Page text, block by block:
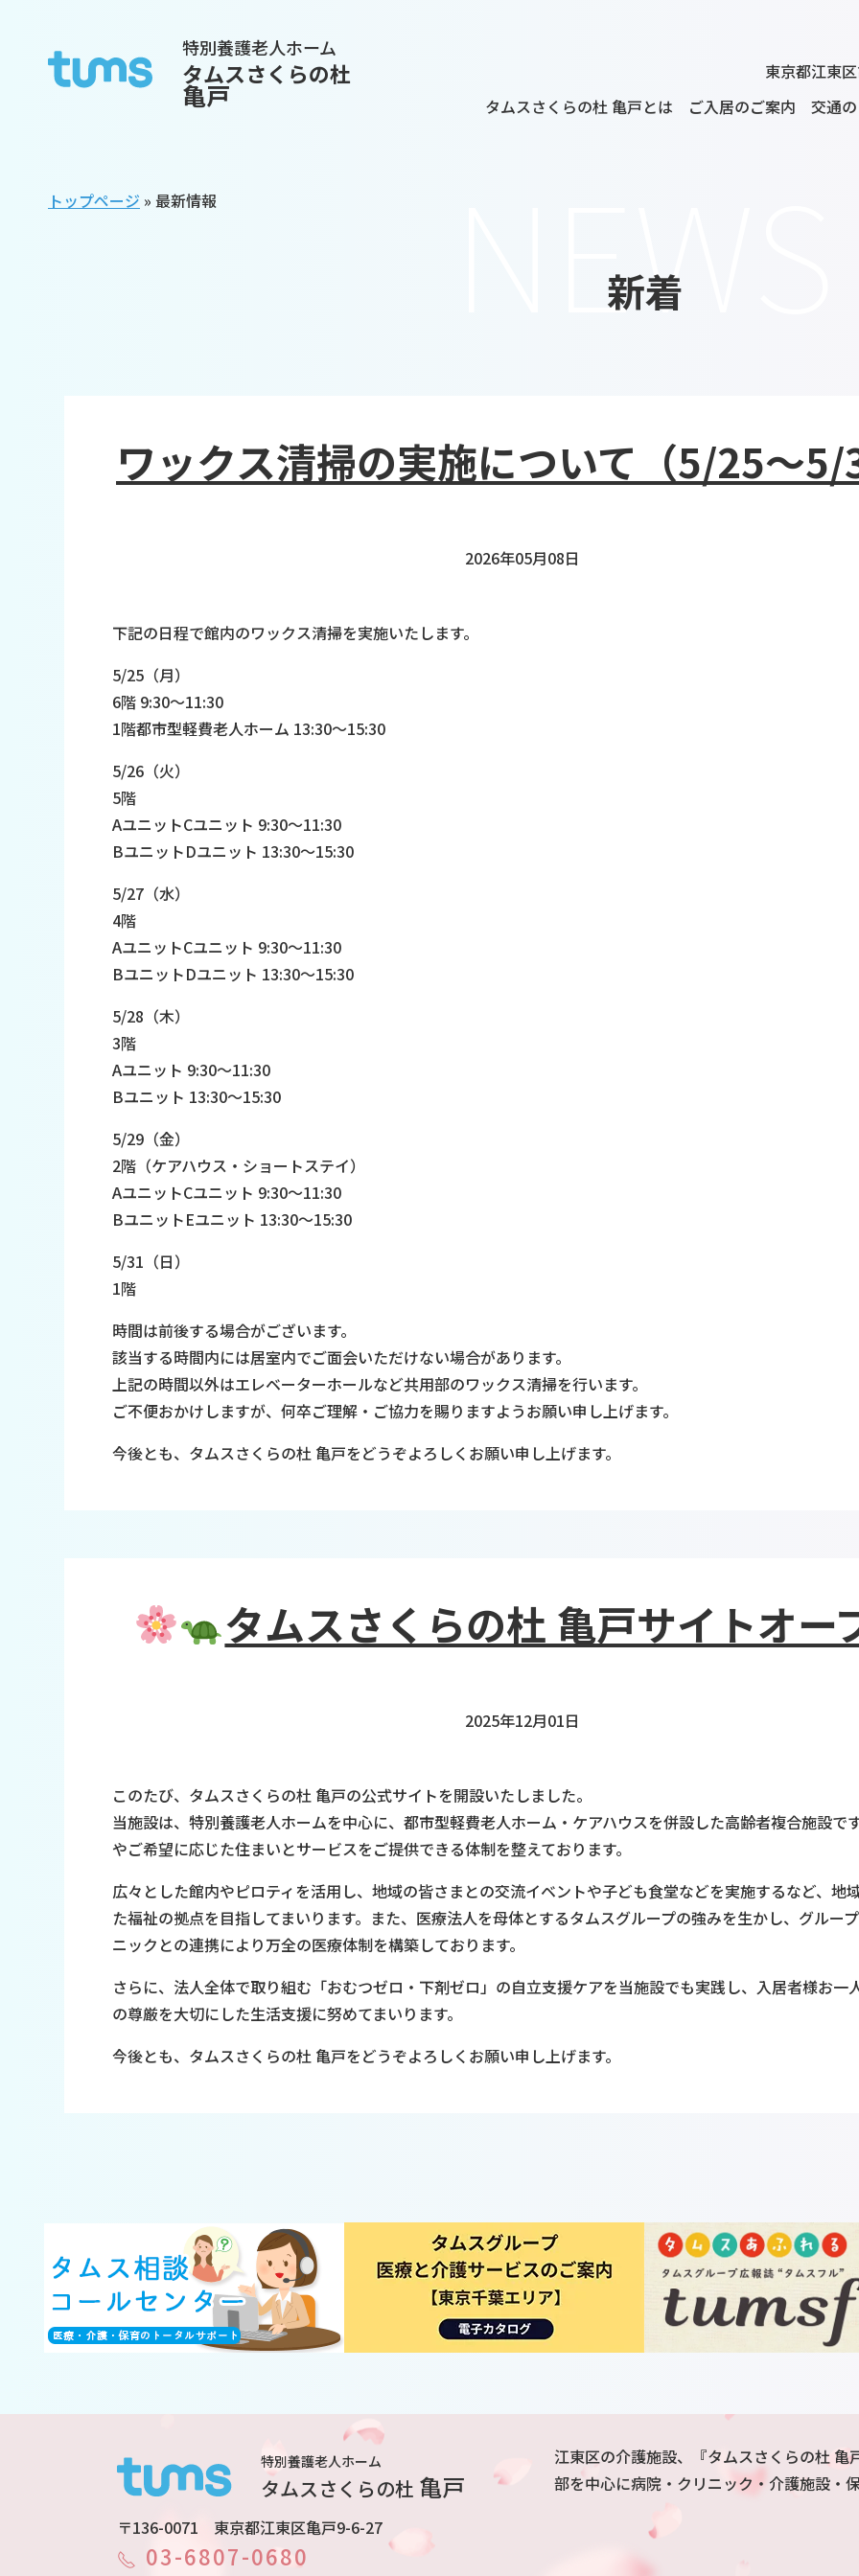
特別養護老人ホーム
タムスさくらの杜
亀戸
東京都江東
タムスさくらの杜 亀戸とは
ご入居のご案内 交通
トップページ » 最新情報 NEWS
新着
ワックス清掃の実施について（5/25～
2026年05月08日
下記の日程で館内のワックス清掃を実施いたします。
5/25（月）
6階 9:30～11:30
1階都市型軽費老人ホーム 13:30～15:30
5/26（火）
5階
AユニットCユニット 9:30～11:30
BユニットDユニット 13:30～15:30
5/27（水）
4階
AユニットCユニット 9:30～11:30
BユニットDユニット 13:30～15:30
5/28（木）
3階
Aユニット 9:30～11:30
Bユニット 13:30～15:30
5/29（金）
2階（ケアハウス・ショートステイ）
AユニットCユニット 9:30～11:30
BユニットEユニット 13:30～15:30
5/31（日）
1階
時間は前後する場合がございます。
該当する時間内には居室内でご面会いただけない場合があります。
上記の時間以外はエレベーターホールなど共用部のワックス清掃を行います。
ご不便おかけしますが、何卒ご理解・ご協力を賜りますようお願い申し上げます。
今後とも、タムスさくらの杜 亀戸をどうぞよろしくお願い申し上げます。
タムスさくらの杜 亀戸サイトオー
2025年12月01日
このたび、タムスさくらの杜 亀戸の公式サイトを開設いたしました。
当施設は、特別養護老人ホームを中心に、都市型軽費老人ホーム・ケアハウスを併設した高齢者複合施設で
やご希望に応じた住まいとサービスをご提供できる体制を整えております。
広々とした館内やピロティを活用し、地域の皆さまとの交流イベントや子ども食堂などを実施するなど、地
た福祉の拠点を目指してまいります。また、医療法人を母体とするタムスグループの強みを生かし、グルー
ニックとの連携により万全の医療体制を構築しております。
さらに、法人全体で取り組む「おむつゼロ・下剤ゼロ」の自立支援ケアを当施設でも実践し、入居者様お一
の尊厳を大切にした生活支援に努めてまいります。
今後とも、タムスさくらの杜 亀戸をどうぞよろしくお願い申し上げます。
特別養護老人ホーム
タムスさくらの杜 亀戸
〒136-0071 東京都江東区亀戸9-6-27
03-6807-0680
江東区の介護施設、『タムスさくらの杜
部を中心に病院・クリニック・介護施設・